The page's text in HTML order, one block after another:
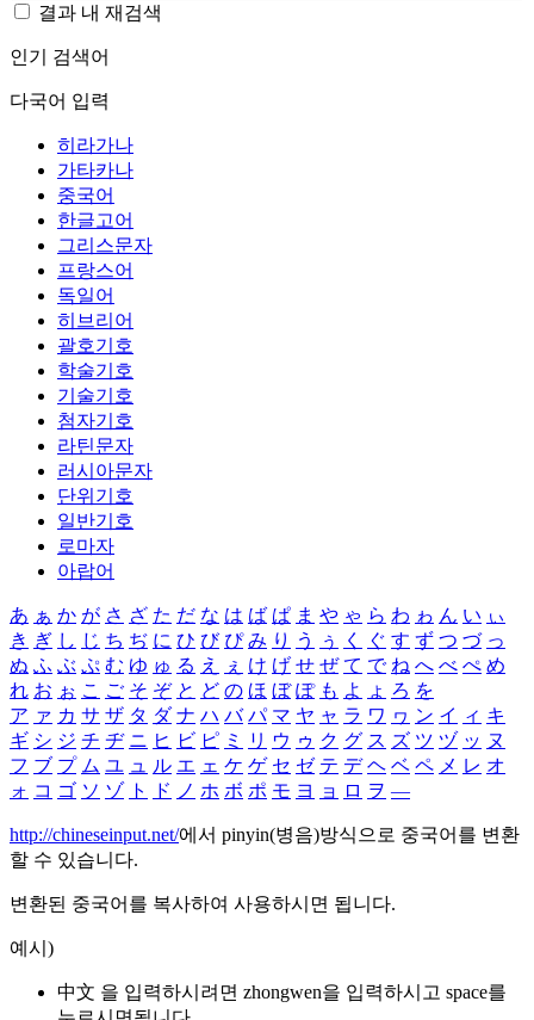
결과 내 재검색
인기 검색어
다국어 입력
히라가나
가타카나
중국어
한글고어
그리스문자
프랑스어
독일어
히브리어
괄호기호
학술기호
기술기호
첨자기호
라틴문자
러시아문자
단위기호
일반기호
로마자
아랍어
あ ぁ か が さ ざ た だ な は ば ぱ ま や ゃ ら わ ゎ ん い ぃ
き ぎ し じ ち ぢ に ひ び ぴ み り う ぅ く ぐ す ず つ づ っ
ぬ ふ ぶ ぷ む ゆ ゅ る え ぇ け げ せ ぜ て で ね へ べ ぺ め
れ お ぉ こ ご そ ぞ と ど の ほ ぼ ぽ も よ ょ ろ を
ア ァ カ サ ザ タ ダ ナ ハ バ パ マ ヤ ャ ラ ワ ヮ ン イ ィ キ
ギ シ ジ チ ヂ ニ ヒ ビ ピ ミ リ ウ ゥ ク グ ス ズ ツ ヅ ッ ヌ
フ ブ プ ム ユ ュ ル エ ェ ケ ゲ セ ゼ テ デ ヘ ベ ペ メ レ オ
ォ コ ゴ ソ ゾ ト ド ノ ホ ボ ポ モ ヨ ョ ロ ヲ ―
http://chineseinput.net/에서 pinyin(병음)방식으로 중국어를 변환
할 수 있습니다.
변환된 중국어를 복사하여 사용하시면 됩니다.
예시)
中文 을 입력하시려면 zhongwen을 입력하시고 space를